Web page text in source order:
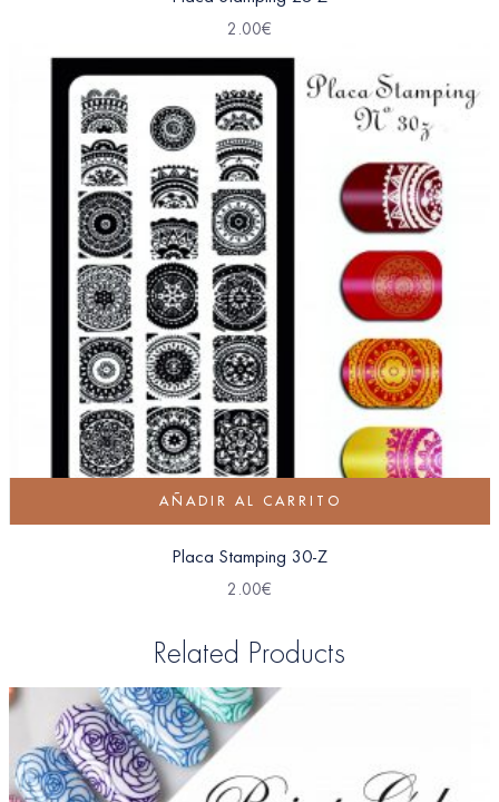
2.00€
AÑADIR AL CARRITO
Placa Stamping 30-Z
2.00€
Related Products